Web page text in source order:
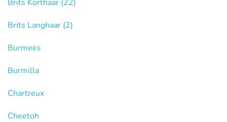
Brits Korthaar (22)
Brits Langhaar (2)
Burmees
Burmilla
Chartreux
Cheetoh